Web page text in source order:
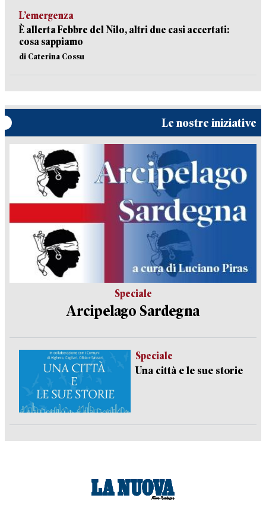
L’emergenza
È allerta Febbre del Nilo, altri due casi accertati:
cosa sappiamo
di Caterina Cossu
Le nostre iniziative
Speciale
Arcipelago Sardegna
Speciale
Una città e le sue storie